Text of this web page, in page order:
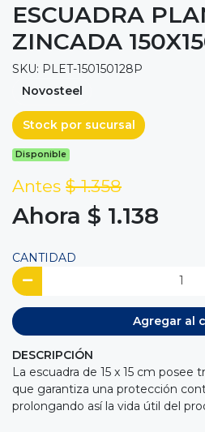
ESCUADRA
ZINCADA
SKU: PLET-150150128P
Novosteel
Stock por sucursal
Disponible
Antes $ 1.358
Ahora $ 1.138
CANTIDAD
Agregar al
DESCRIPCIÓN
La escuadra de 15 x 15 cm
que garantiza una protección
prolongando así la vida útil del